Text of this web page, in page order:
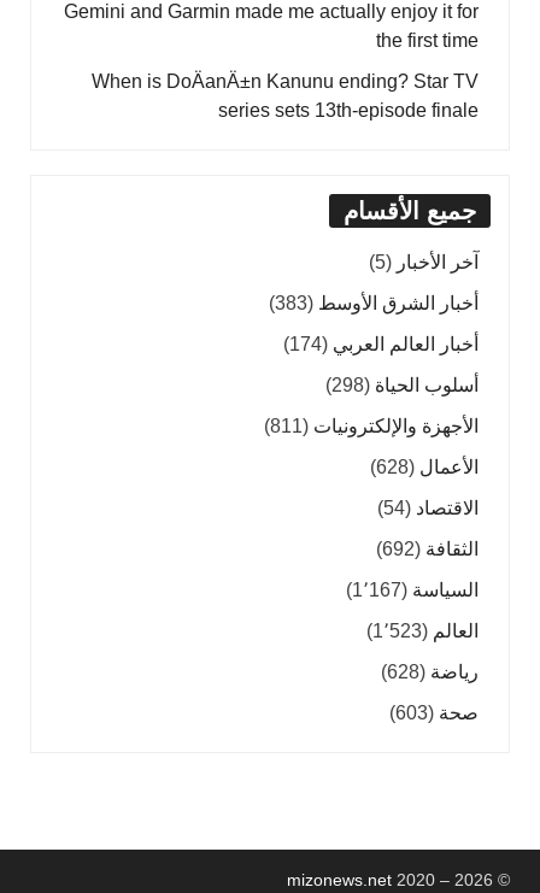
Gemini and Garmin made me actually enjoy it for
the first time
When is DoÄanÄ±n Kanunu ending? Star TV
series sets 13th-episode finale
جميع الأقسام
آخر الأخبار (5)
أخبار الشرق الأوسط (383)
أخبار العالم العربي (174)
أسلوب الحياة (298)
الأجهزة والإلكترونيات (811)
الأعمال (628)
الاقتصاد (54)
الثقافة (692)
السياسة (1٬167)
العالم (1٬523)
رياضة (628)
صحة (603)
©
mizonews.net 2020 – 2026